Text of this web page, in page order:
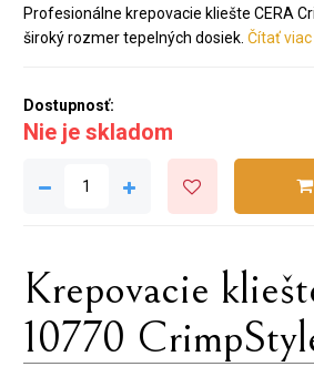
Profesionálne krepovacie kliešte CERA
široký rozmer tepelných dosiek. Čítať viac ..
Dostupnosť:
Nie je skladom
Krepovacie
10770